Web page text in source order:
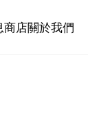
商店關於我們